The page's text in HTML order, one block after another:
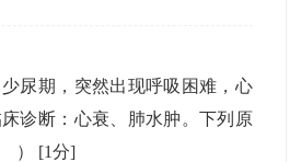
尿期，突然出现呼吸困难，心
诊断：心衰、肺水肿。下列原
） [1分]